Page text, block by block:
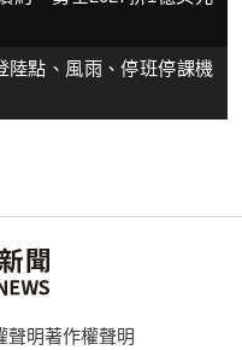
陸點、風雨、停班停課機
聲明著作權聲明